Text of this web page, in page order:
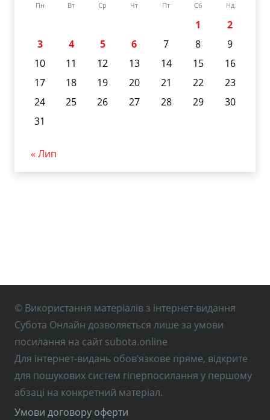
Пн Вт Ср Чт Пт Сб Нд
1
2
3
4 5 6 7 8
9
10
11 12 13 14 15
16
17
18 19 20 21 22
23
24
25 26 27 28 29
30
31
« Лип
© Використання матеріалів з інтернет-видання
Субота Онлайн дозволяється лише за умови
посилання на сайт subota.online
Для інтернет-видань обов’язкове пряме, відкрите
для пошукових систем гіперпосилання у першому
абзаці на конкретний матеріал.
Умови договору оферти